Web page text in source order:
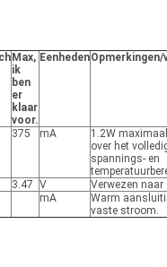
Max,
ik
ben
er
klaar
voor.
Eenheden
375 mA
1.2W
over het
spannings- en
3.47 V
Verwezen naar
mA
Warm
vaste stroom.